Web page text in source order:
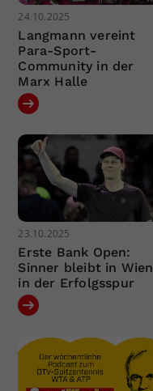
24.10.2025
Langmann vereint
Para-Sport-
Community in der
Marx Halle
23.10.2025
Erste Bank Open:
Sinner bleibt in Wien
in der Erfolgsspur